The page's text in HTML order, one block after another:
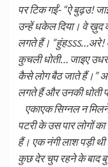
पर टिक गईं- “ऐ बुढ़उ!
उन्हें धकेल दिया। वे ख़ुद
लगते हैं। “हुंहऽऽऽ…अरे!
कुचली धोती… जाइए
कैसे लोग बैठ जाते हैं।”
लगते हैं और उनकी धोती
एकाएक सिग्नल न
पटरी के उस पार लोगों
हैं। एक नंगी लाश पड़ी
कुछ देर चुप रहने के बाद